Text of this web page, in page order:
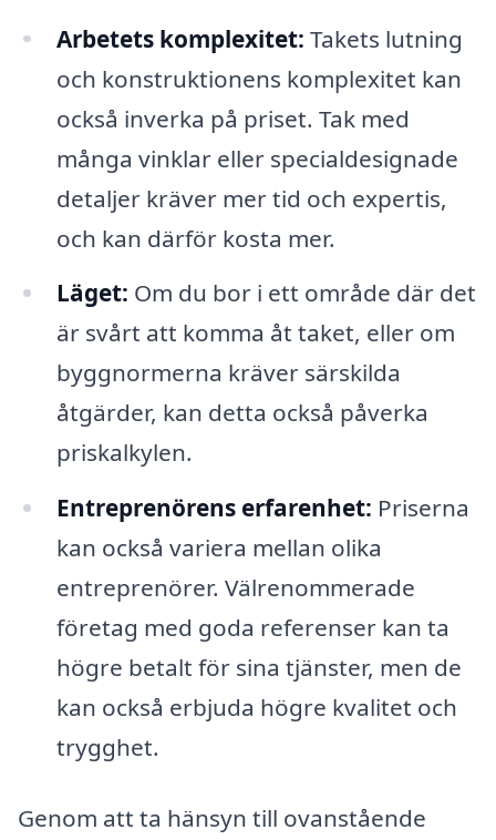
Arbetets komplexitet: Takets lutning
och konstruktionens komplexitet kan
också inverka på priset. Tak med
många vinklar eller specialdesignade
detaljer kräver mer tid och expertis,
och kan därför kosta mer.
Läget: Om du bor i ett område där det
är svårt att komma åt taket, eller om
byggnormerna kräver särskilda
åtgärder, kan detta också påverka
priskalkylen.
Entreprenörens erfarenhet: Priserna
kan också variera mellan olika
entreprenörer. Välrenommerade
företag med goda referenser kan ta
högre betalt för sina tjänster, men de
kan också erbjuda högre kvalitet och
trygghet.
Genom att ta hänsyn till ovanstående